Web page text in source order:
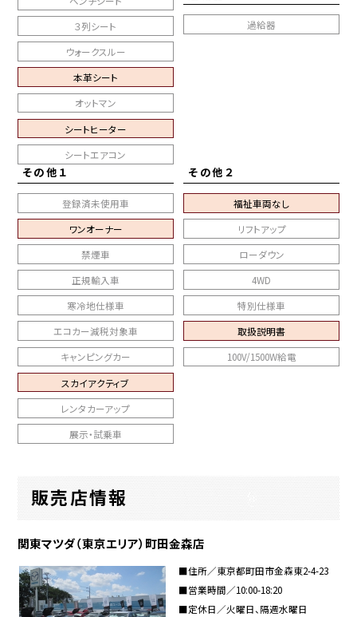
３列シート
ウォークスルー
本革シート
オットマン
シートヒーター
シートエアコン
過給器
その他１
登録済未使用車
ワンオーナー
禁煙車
正規輸入車
寒冷地仕様車
エコカー減税対象車
キャンピングカー
スカイアクティブ
レンタカーアップ
展示・試乗車
その他２
福祉車両なし
リフトアップ
ローダウン
4WD
特別仕様車
取扱説明書
100V/1500W給電
販売店情報
関東マツダ（東京エリア）町田金森店
■住所／東京都町田市金森東2-4-23
■営業時間／10:00-18:20
■定休日／火曜日、隔週水曜日